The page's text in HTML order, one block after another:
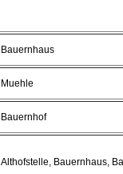
Bauernhaus
Muehle
Bauernhof
Althofstelle, Bauernhaus,